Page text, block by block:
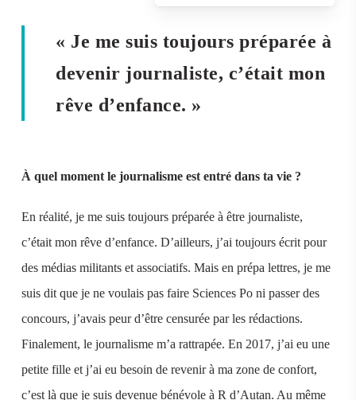
« Je me suis toujours préparée à
devenir journaliste, c’était mon
rêve d’enfance. »
À quel moment le journalisme est entré dans ta vie ?
En réalité, je me suis toujours préparée à être journaliste,
c’était mon rêve d’enfance. D’ailleurs, j’ai toujours écrit pour
des médias militants et associatifs. Mais en prépa lettres, je me
suis dit que je ne voulais pas faire Sciences Po ni passer des
concours, j’avais peur d’être censurée par les rédactions.
Finalement, le journalisme m’a rattrapée. En 2017, j’ai eu une
petite fille et j’ai eu besoin de revenir à ma zone de confort,
c’est là que je suis devenue bénévole à R d’Autan. Au même